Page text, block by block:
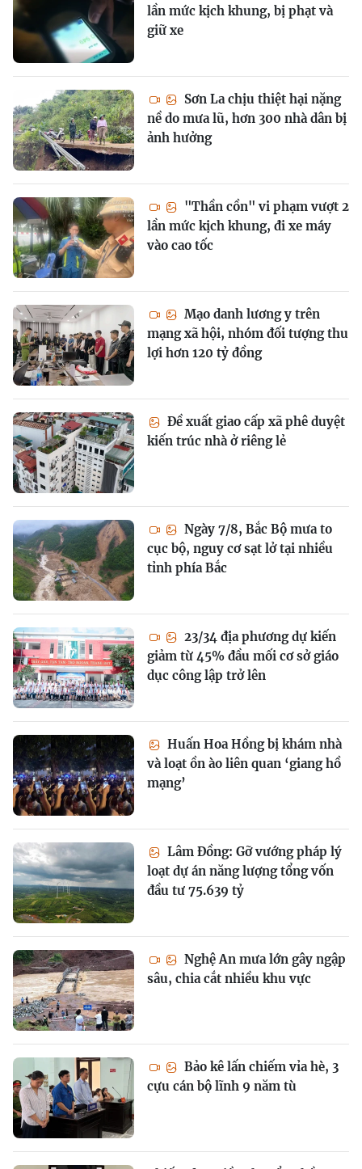
lần mức kịch khung, bị phạt và
giữ xe
Sơn La chịu thiệt hại nặng
nề do mưa lũ, hơn 300 nhà dân bị
ảnh hưởng
"Thần cồn" vi phạm vượt 2
lần mức kịch khung, đi xe máy
vào cao tốc
Mạo danh lương y trên
mạng xã hội, nhóm đối tượng thu
lợi hơn 120 tỷ đồng
Đề xuất giao cấp xã phê duyệt
kiến trúc nhà ở riêng lẻ
Ngày 7/8, Bắc Bộ mưa to
cục bộ, nguy cơ sạt lở tại nhiều
tỉnh phía Bắc
23/34 địa phương dự kiến
giảm từ 45% đầu mối cơ sở giáo
dục công lập trở lên
Huấn Hoa Hồng bị khám nhà
và loạt ồn ào liên quan ‘giang hồ
mạng’
Lâm Đồng: Gỡ vướng pháp lý
loạt dự án năng lượng tổng vốn
đầu tư 75.639 tỷ
Nghệ An mưa lớn gây ngập
sâu, chia cắt nhiều khu vực
Bảo kê lấn chiếm vỉa hè, 3
cựu cán bộ lĩnh 9 năm tù